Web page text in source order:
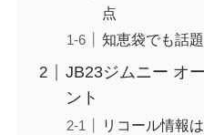
点
知恵袋でも話
JB23ジムニー オ
ント
リコール情報